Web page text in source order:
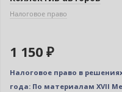
Налоговое право
1 150 ₽
Налоговое право в
года: По материалам XVII